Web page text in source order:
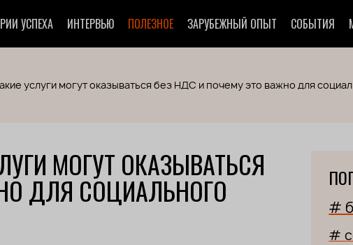
УСПЕХА ИНТЕРВЬЮ ПОЛЕЗНОЕ ЗАРУБЕЖНЫЙ ОПЫТ СОБЫТИЯ
услуги могут оказываться без НДС и почему это важно для
МОГУТ ОКАЗЫВАТЬСЯ
ДЛЯ СОЦИАЛЬНОГО #
#